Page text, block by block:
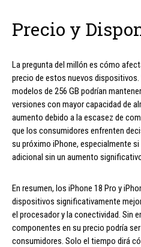
Precio y
La pregunta del millón es cómo
precio de estos nuevos dispositivos.
modelos de 256 GB podrían
versiones con mayor capacidad de
aumento debido a la escasez de
que los consumidores enfrenten
su próximo iPhone, especialmente
adicional sin un aumento
En resumen, los iPhone 18 Pro y
dispositivos significativamente
el procesador y la conectividad. Sin
componentes en su precio podría
consumidores. Solo el tiempo dirá